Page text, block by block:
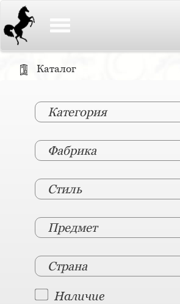
Каталог
Категория
Фабрика
Стиль
Предмет
Страна
Наличие